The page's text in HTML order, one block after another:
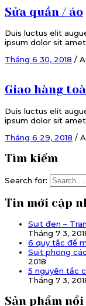
Sửa quần / áo
Duis luctus elit
ipsum dolor sit
Tháng 6 30, 2018 /
Giao hàng
Duis luctus elit
ipsum dolor sit
Tháng 6 29, 2018 /
Tìm kiếm
Search for:
Tin mới cập
Suit đen –
Tháng 7 3,
6 quy tắc để
Suit phong
2018
5 nguyên tắc
Tháng 7 3,
Sản phẩm